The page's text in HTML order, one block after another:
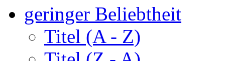
geringer Beliebtheit
Titel (A - Z)